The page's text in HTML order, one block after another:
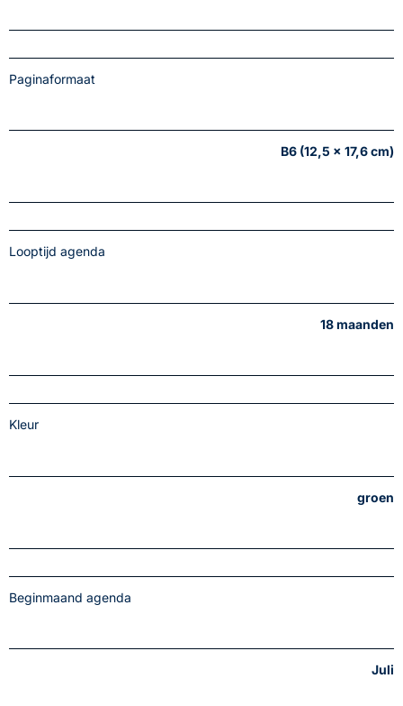
Paginaformaat
B6 (12,5 x 17,6 cm)
Looptijd agenda
18 maanden
Kleur
groen
Beginmaand agenda
Juli